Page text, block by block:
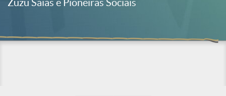
Zuzu Saias e Pioneiras Sociais